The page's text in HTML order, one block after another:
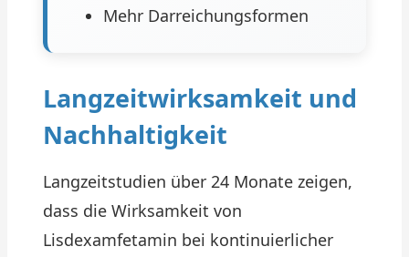
Mehr Darreichungsformen
Langzeitwirksamkeit und
Nachhaltigkeit
Langzeitstudien über 24 Monate zeigen,
dass die Wirksamkeit von
Lisdexamfetamin bei kontinuierlicher